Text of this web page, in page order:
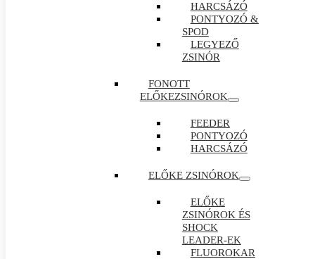
HARCSÁZÓ
PONTYOZÓ &
SPOD
LEGYEZŐ
ZSINÓR
FONOTT
ELŐKEZSINÓROK
FEEDER
PONTYOZÓ
HARCSÁZÓ
ELŐKE ZSINÓROK
ELŐKE
ZSINÓROK ÉS
SHOCK
LEADER-EK
FLUOROKAR